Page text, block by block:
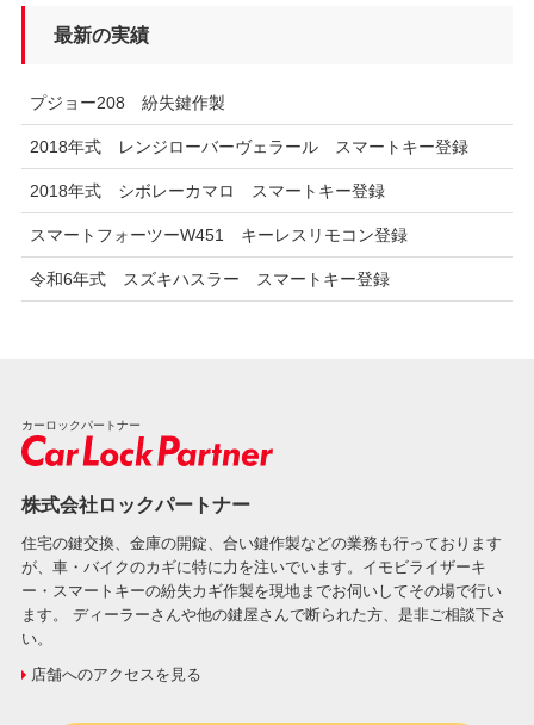
最新の実績
プジョー208 紛失鍵作製
2018年式 レンジローバーヴェラール スマートキー登録
2018年式 シボレーカマロ スマートキー登録
スマートフォーツーW451 キーレスリモコン登録
令和6年式 スズキハスラー スマートキー登録
カーロックパートナー
株式会社ロックパートナー
住宅の鍵交換、金庫の開錠、合い鍵作製などの業務も行っております
が、車・バイクのカギに特に力を注いでいます。イモビライザーキ
ー・スマートキーの紛失カギ作製を現地までお伺いしてその場で行い
ます。 ディーラーさんや他の鍵屋さんで断られた方、是非ご相談下さ
い。
店舗へのアクセスを見る